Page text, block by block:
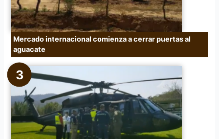
Mercado internacional comienza a cerrar puertas al
aguacate